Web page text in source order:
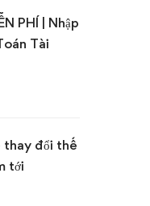
PHÍ | Nhập
Tài
thay đổi thế
tới